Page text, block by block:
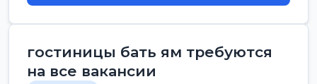
гостиницы бать ям требуются
на все вакансии